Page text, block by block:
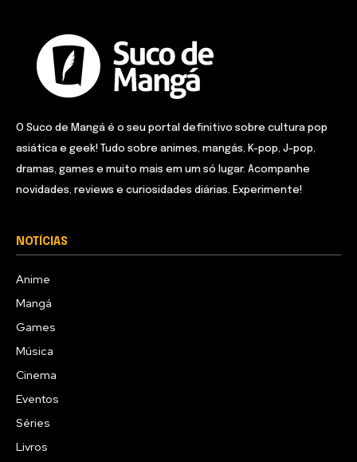
O Suco de Mangá é o seu portal definitivo sobre cultura pop
asiática e geek! Tudo sobre animes, mangás, K-pop, J-pop,
dramas, games e muito mais em um só lugar. Acompanhe
novidades, reviews e curiosidades diárias. Experimente!
NOTÍCIAS
Anime
Mangá
Games
Música
Cinema
Eventos
Séries
Livros